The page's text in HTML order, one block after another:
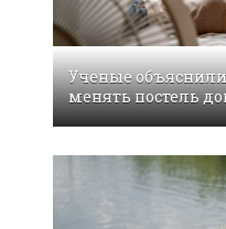
Ученые
менять постель